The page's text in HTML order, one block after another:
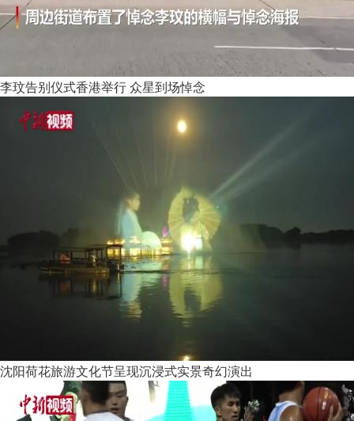
李玟告别仪式香港举行 众星到场悼念
沈阳荷花旅游文化节呈现沉浸式实景奇幻演出